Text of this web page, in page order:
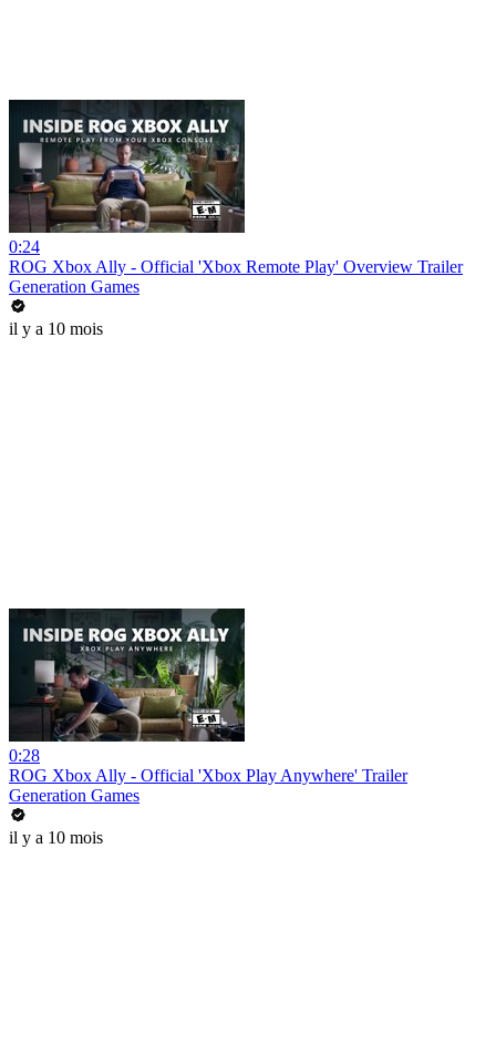
0:24
ROG Xbox Ally - Official 'Xbox Remote Play' Overview Trailer
Generation Games
il y a 10 mois
0:28
ROG Xbox Ally - Official 'Xbox Play Anywhere' Trailer
Generation Games
il y a 10 mois